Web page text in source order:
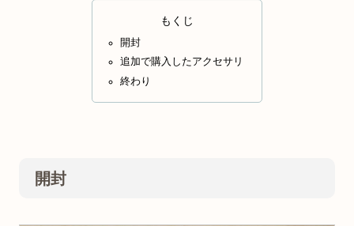
もくじ
開封
追加で購入したアクセサリ
終わり
開封